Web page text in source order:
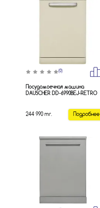
(0)
Посудомоечная машина
DAUSCHER DD-6990BEJ-RETRO
244 990 тг. Подробнее